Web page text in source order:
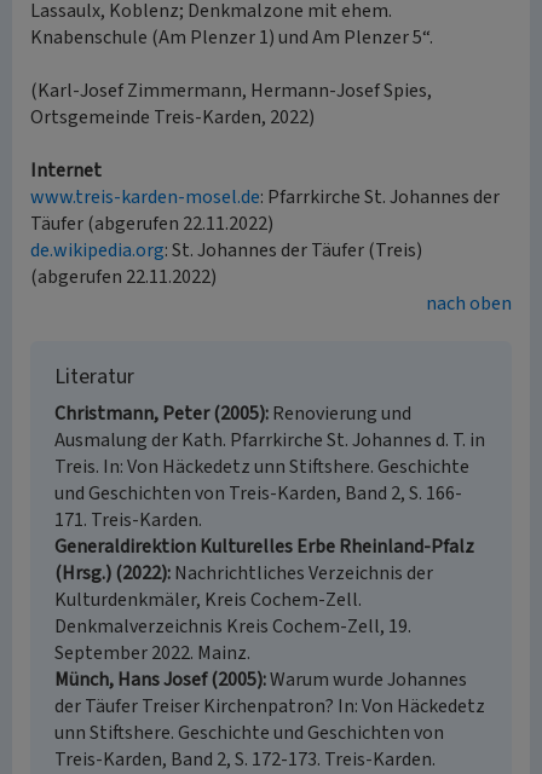
Lassaulx, Koblenz; Denkmalzone mit ehem.
Knabenschule (Am Plenzer 1) und Am Plenzer 5“.
(Karl-Josef Zimmermann, Hermann-Josef Spies,
Ortsgemeinde Treis-Karden, 2022)
Internet
www.treis-karden-mosel.de: Pfarrkirche St. Johannes der
Täufer (abgerufen 22.11.2022)
de.wikipedia.org: St. Johannes der Täufer (Treis)
(abgerufen 22.11.2022)
nach oben
Literatur
Christmann, Peter (2005) Renovierung und
Ausmalung der Kath. Pfarrkirche St. Johannes d. T. in
Treis. In: Von Häckedetz unn Stiftshere. Geschichte
und Geschichten von Treis-Karden, Band 2, S. 166-
171. Treis-Karden.
Generaldirektion Kulturelles Erbe Rheinland-Pfalz
(Hrsg.) (2022) Nachrichtliches Verzeichnis der
Kulturdenkmäler, Kreis Cochem-Zell.
Denkmalverzeichnis Kreis Cochem-Zell, 19.
September 2022. Mainz.
Münch, Hans Josef (2005) Warum wurde Johannes
der Täufer Treiser Kirchenpatron? In: Von Häckedetz
unn Stiftshere. Geschichte und Geschichten von
Treis-Karden, Band 2, S. 172-173. Treis-Karden.